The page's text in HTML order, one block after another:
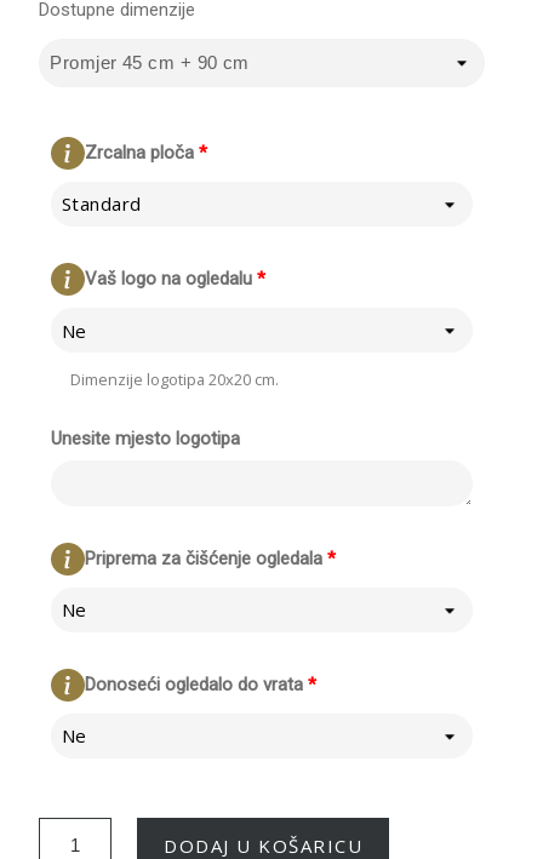
*
Zrcalna ploča
Standard
*
Vaš logo na ogledalu
Ne
Dimenzije logotipa 20x20 cm.
Unesite mjesto logotipa
*
Priprema za čišćenje ogledala
Ne
*
Donoseći ogledalo do vrata
Ne
Dostupne dimenzije
DODAJ U KOŠARICU